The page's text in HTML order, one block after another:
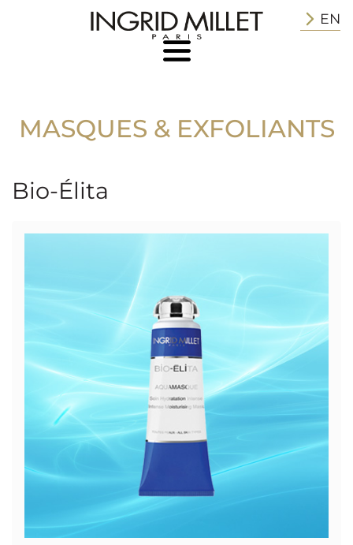
EN
MASQUES & EXFOLIANTS
Bio-Élita